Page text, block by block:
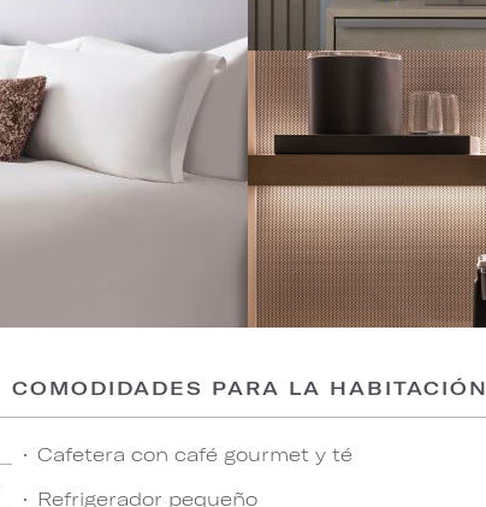
COMODIDADES PARA LA HABITACIÓN
Cafetera con café gourmet y té
Refrigerador pequeño